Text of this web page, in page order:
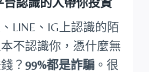
LINE、IG上認識的陌
不認識你，憑什麼無
？ 99%都是詐騙 。很